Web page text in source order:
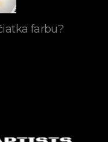
farbu?